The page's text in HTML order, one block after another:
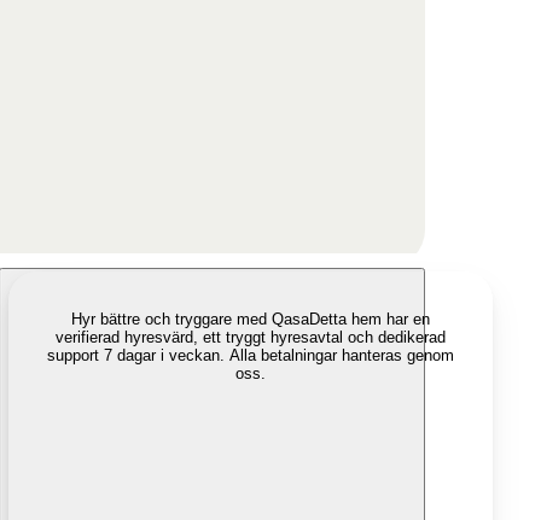
Hyr bättre och tryggare med QasaDetta hem har en
verifierad hyresvärd, ett tryggt hyresavtal och dedikerad
support 7 dagar i veckan. Alla betalningar hanteras genom
oss.